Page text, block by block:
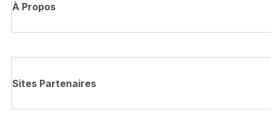
À Propos
Sites Partenaires